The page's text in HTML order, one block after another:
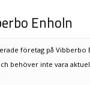
Enholn
företag på Vibberbo
behöver inte vara